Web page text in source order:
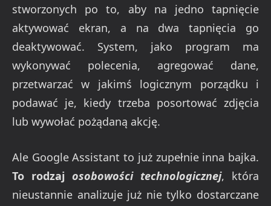
stworzonych po to, aby na jedno tapnięcie
aktywować ekran, a na dwa tapnięcia go
deaktywować. System, jako program ma
wykonywać polecenia, agregować dane,
przetwarzać w jakimś logicznym porządku i
podawać je, kiedy trzeba posortować zdjęcia
lub wywołać pożądaną akcję.
Ale Google Assistant to już zupełnie inna bajka.
To rodzaj osobowości technologicznej, która
nieustannie analizuje już nie tylko dostarczane